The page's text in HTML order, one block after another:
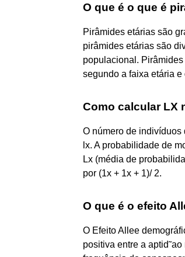
O que é o que é
Pirâmides etárias são
pirâmides etárias são
populacional.
segundo a faixa etária e
Como calcular LX
O número de indivíduos
lx. A probabilidade de
Lx (média de
por (1x + 1x + 1)/ 2.
O que é o efeito
O Efeito Allee
positiva entre a